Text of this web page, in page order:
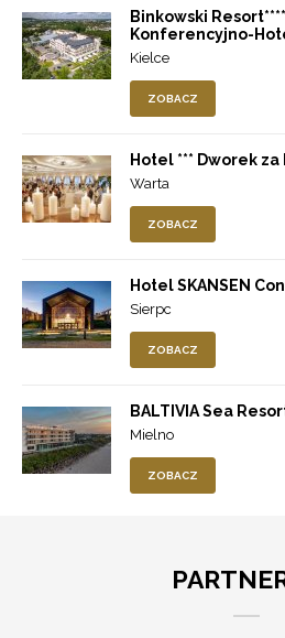
Binkowski
Konferencyjno-
Kielce
ZOBACZ
Hotel *** Dworek za
Warta
ZOBACZ
Hotel SKANSEN
Sierpc
ZOBACZ
BALTIVIA Sea
Mielno
ZOBACZ